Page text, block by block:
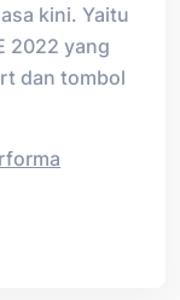
kini. Yaitu
2022 yang
dan tombol